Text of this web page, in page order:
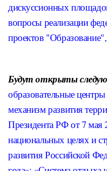
дискуссионных
вопросы реализации
проектов
Будут открыты
образовательные
механизм развития
Президента РФ от 7
национальных целях и
развития Российской